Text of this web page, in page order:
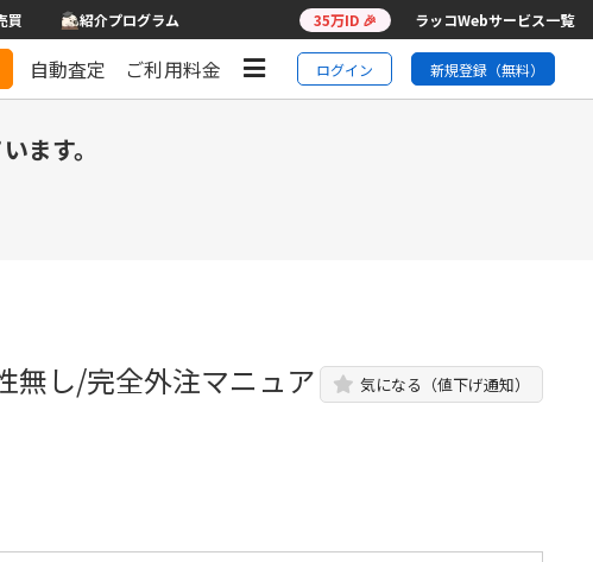
買 紹介プログラム 35万ID 🎉 ラッコWebサービス一覧
自動査定 ご利用料金 ログイン 新規登録（無料）
ます。
無し/完全外注マニュア
気になる（値下げ通知）